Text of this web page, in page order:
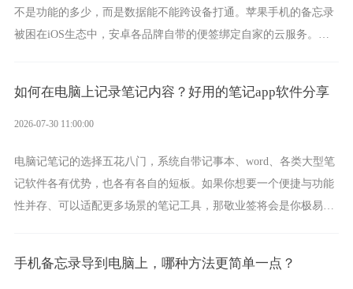
不是功能的多少，而是数据能不能跨设备打通。苹果手机的备忘录
被困在iOS生态中，安卓各品牌自带的便签绑定自家的云服务。而
如何在电脑上记录笔记内容？好用的笔记app软件分享
2026-07-30 11:00:00
电脑记笔记的选择五花八门，系统自带记事本、word、各类大型笔
记软件各有优势，也各有各自的短板。如果你想要一个便捷与功能
性并存、可以适配更多场景的笔记工具，那敬业签将会是你极易上
手机备忘录导到电脑上，哪种方法更简单一点？